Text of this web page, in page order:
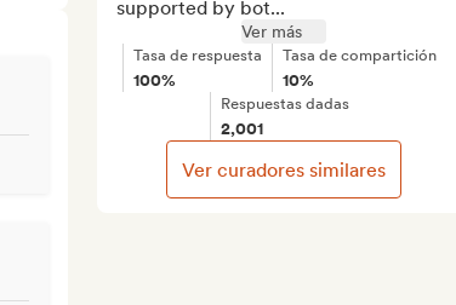
supported by bot...
Ver más
Tasa de respuesta
100%
Tasa de compartición
10%
Respuestas dadas
2,001
Ver curadores similares